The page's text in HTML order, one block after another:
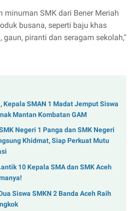
minuman SMK dari Bener Meriah
busana, seperti baju khas
gaun, piranti dan seragam sekolah,"
Kepala SMAN 1 Madat Jemput Siswa
Mantan Kombatan GAM
Negeri 1 Panga dan SMK Negeri
Khidmat, Siap Perkuat Mutu
10 Kepala SMA dan SMK Aceh
Siswa SMKN 2 Banda Aceh Raih